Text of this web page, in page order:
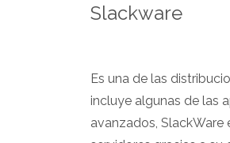
Slackware
Es una de las
incluye algunas de las
avanzados,